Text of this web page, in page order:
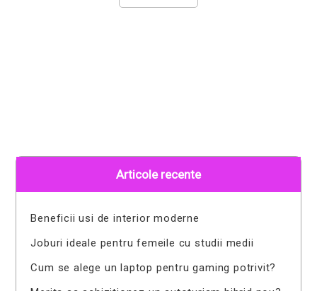
Articole recente
Beneficii usi de interior moderne
Joburi ideale pentru femeile cu studii medii
Cum se alege un laptop pentru gaming potrivit?